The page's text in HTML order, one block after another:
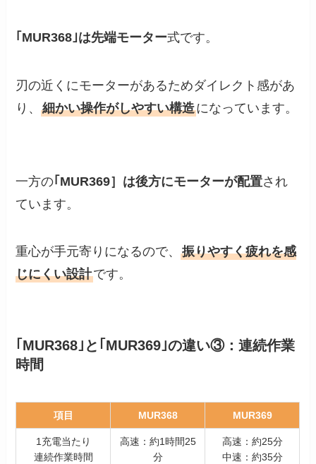
｢MUR368｣は先端モーター式です。
刃の近くにモーターがあるためダイレクト感があ
り、細かい操作がしやすい構造になっています。
一方の｢MUR369］は後方にモーターが配置され
ています。
重心が手元寄りになるので、振りやすく疲れを感
じにくい設計です。
｢MUR368｣と｢MUR369｣の違い③：連続作業
時間
項目 MUR368 MUR369
1充電当たり
連続作業時間
高速：約1時間25
分
高速：約25分
中速：約35分